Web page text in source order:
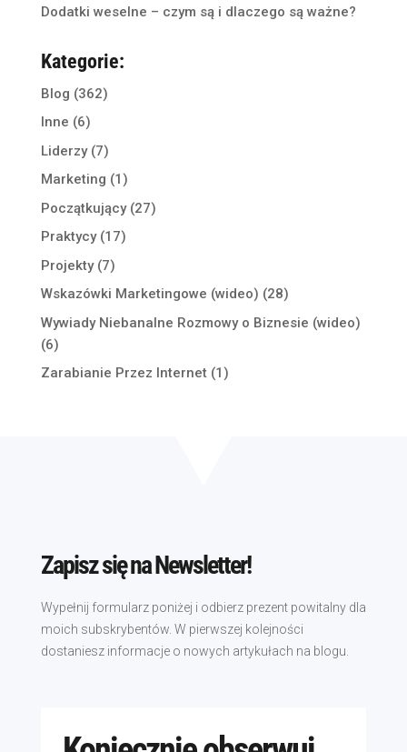
Dodatki weselne – czym są i dlaczego są ważne?
Kategorie:
Blog (362)
Inne (6)
Liderzy(7)
Marketing (1)
Początkujący(27)
Praktycy(17)
Projekty(7)
Wskazówki Marketingowe (wideo) (28)
Wywiady Niebanalne Rozmowy o Biznesie (wideo)
(6)
Zarabianie Przez Internet(1)
Zapisz się na Newsletter!
Wypełnij formularz poniżej i odbierz prezent powitalny dla
moich subskrybentów. W pierwszej kolejności
dostaniesz informacje o nowych artykułach na blogu.